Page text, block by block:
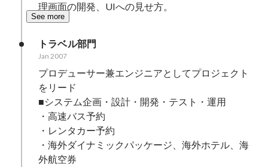
理画面の開発、UIへの見せ方。
See more
トラベル部門
Jan 2007
プロデューサー兼エンジニアとしてプロジェクト
をリード
■システム企画・設計・開発・テスト・運用
・高速バス予約
・レンタカー予約
・海外ダイナミックパッケージ、海外ホテル、海
外航空券